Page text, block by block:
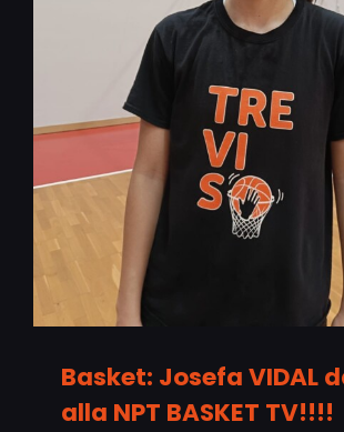
Basket: Josefa VIDAL
alla NPT BASKET TV!!!!